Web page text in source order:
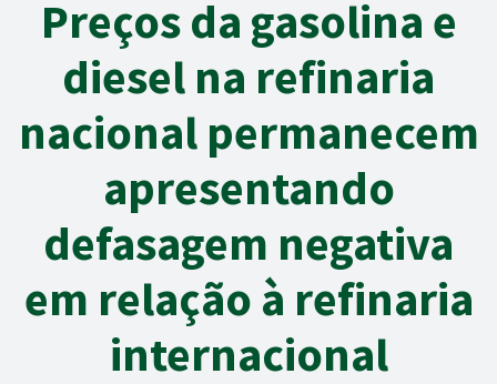
Preços da gasolina e
diesel na refinaria
nacional permanecem
apresentando
defasagem negativa
em relação à refinaria
internacional